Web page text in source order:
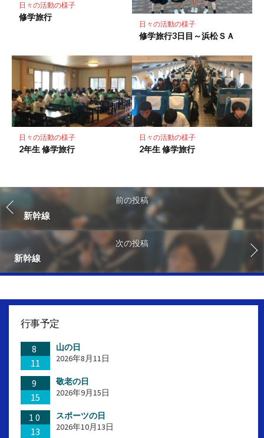
日々の活動の様子
修学旅行
日々の活動の様子
修学旅行3日目～浜松ＳＡ
日々の活動の様子
2年生 修学旅行
日々の活動の様子
2年生 修学旅行
前の投稿
新幹線
次の投稿
新幹線
行事予定
8
11
山の日
2026年8月11日
9
15
敬老の日
2026年9月15日
10
13
スポーツの日
2026年10月13日